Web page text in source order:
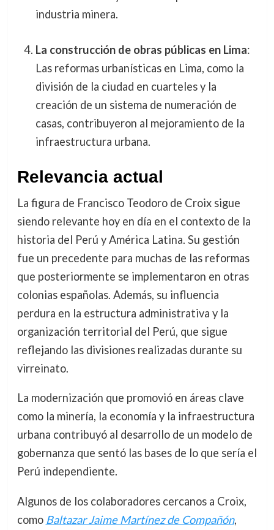
industria minera.
La construcción de obras públicas en Lima:
Las reformas urbanísticas en Lima, como la
división de la ciudad en cuarteles y la
creación de un sistema de numeración de
casas, contribuyeron al mejoramiento de la
infraestructura urbana.
Relevancia actual
La figura de Francisco Teodoro de Croix sigue
siendo relevante hoy en día en el contexto de la
historia del Perú y América Latina. Su gestión
fue un precedente para muchas de las reformas
que posteriormente se implementaron en otras
colonias españolas. Además, su influencia
perdura en la estructura administrativa y la
organización territorial del Perú, que sigue
reflejando las divisiones realizadas durante su
virreinato.
La modernización que promovió en áreas clave
como la minería, la economía y la infraestructura
urbana contribuyó al desarrollo de un modelo de
gobernanza que sentó las bases de lo que sería el
Perú independiente.
Algunos de los colaboradores cercanos a Croix,
como Baltazar Jaime Martínez de Compañón,